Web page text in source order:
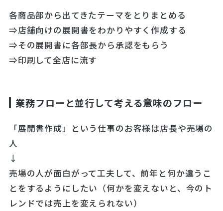
各商品部から出てきたテーマをとりまとめる
⇒店舗向けの展開書をわかりやすく作成する
⇒その展開書に各部長から承認をもらう
⇒印刷して全店に流す
業務フローと並行して考える意味のフロー
「展開書作成」という仕事のお客様は店長や売場の
人
↓
売場の人が面白がって工夫して、前年と何か違うこ
とをするようにしたい（何かを変えないと、今のト
レンドでは売上を変えられない）